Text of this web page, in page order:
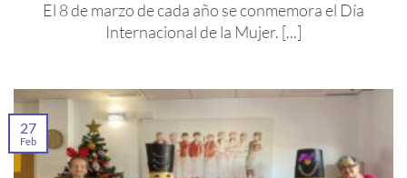
El 8 de marzo de cada año se conmemora el Día
Internacional de la Mujer. [...]
27
Feb